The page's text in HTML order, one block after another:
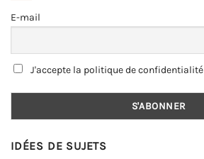
E-mail
J'accepte la politique de confidentialité
IDÉES DE SUJETS